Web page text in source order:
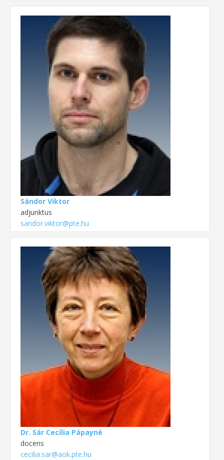
Sándor Viktor
adjunktus
sandor.viktor@pte.hu
Dr. Sár Cecília Pápayné
docens
cecilia.sar@aok.pte.hu